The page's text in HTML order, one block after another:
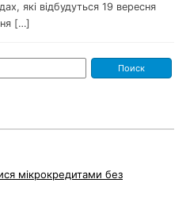
які відбудуться 19 вересня
[…]
мікрокредитами без